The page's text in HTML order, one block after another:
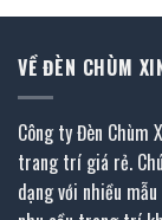
VỀ ĐÈN CHÙM
Công ty Đèn Chùm
trang trí giá rẻ.
dạng với nhiều